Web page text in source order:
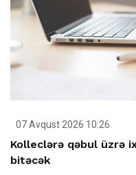
07 Avqust 2026 10:26
Kolleclərə qəbul üzrə
bitəcək